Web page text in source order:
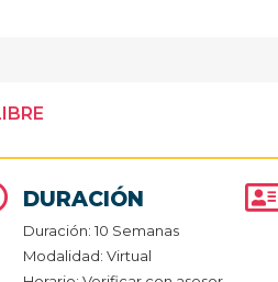
DURACIÓN
Duración: 10 Semanas
Modalidad: Virtual